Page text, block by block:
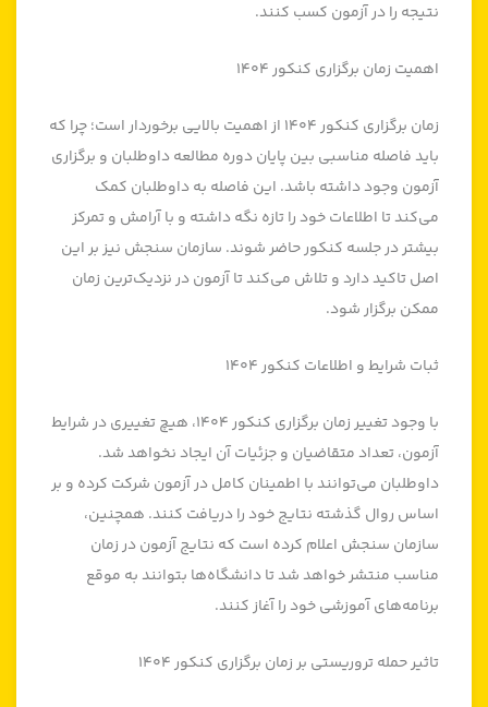
نتیجه را در آزمون کسب کنند.
اهمیت زمان برگزاری کنکور ۱۴۰۴
زمان برگزاری کنکور ۱۴۰۴ از اهمیت بالایی برخوردار است؛ چرا که
باید فاصله مناسبی بین پایان دوره مطالعه داوطلبان و برگزاری
آزمون وجود داشته باشد. این فاصله به داوطلبان کمک
می‌کند تا اطلاعات خود را تازه نگه داشته و با آرامش و تمرکز
بیشتر در جلسه کنکور حاضر شوند. سازمان سنجش نیز بر این
اصل تاکید دارد و تلاش می‌کند تا آزمون در نزدیک‌ترین زمان
ممکن برگزار شود.
ثبات شرایط و اطلاعات کنکور ۱۴۰۴
با وجود تغییر زمان برگزاری کنکور ۱۴۰۴، هیچ تغییری در شرایط
آزمون، تعداد متقاضیان و جزئیات آن ایجاد نخواهد شد.
داوطلبان می‌توانند با اطمینان کامل در آزمون شرکت کرده و بر
اساس روال گذشته نتایج خود را دریافت کنند. همچنین،
سازمان سنجش اعلام کرده است که نتایج آزمون در زمان
مناسب منتشر خواهد شد تا دانشگاه‌ها بتوانند به موقع
برنامه‌های آموزشی خود را آغاز کنند.
تاثیر حمله تروریستی بر زمان برگزاری کنکور ۱۴۰۴